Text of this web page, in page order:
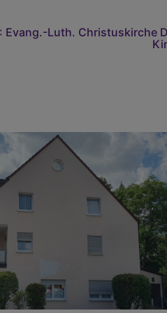
Evang.-Luth. Christuskirche